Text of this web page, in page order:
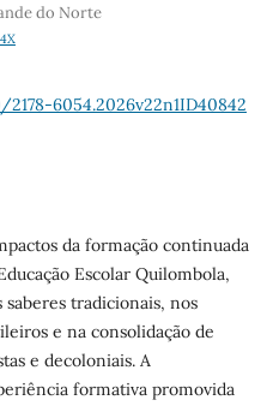
do Norte
6054.2026v22n1ID40842
da formação continuada
Escolar Quilombola,
tradicionais, nos
e na consolidação de
e decoloniais. A
formativa promovida